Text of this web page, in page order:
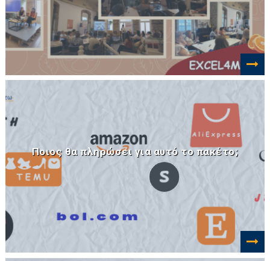
Ποιος θα πληρώσει για αυτό το πακέτο;